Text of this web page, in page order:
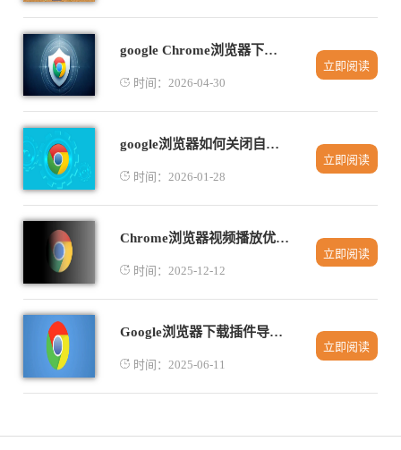
google Chrome浏览器下载任务分类优化实践
时间：2026-04-30
立即阅读
google浏览器如何关闭自动播放视频提升浏览体验
时间：2026-01-28
立即阅读
Chrome浏览器视频播放优化实测操作教程分享
时间：2025-12-12
立即阅读
Google浏览器下载插件导致浏览器崩溃解决方案
时间：2025-06-11
立即阅读